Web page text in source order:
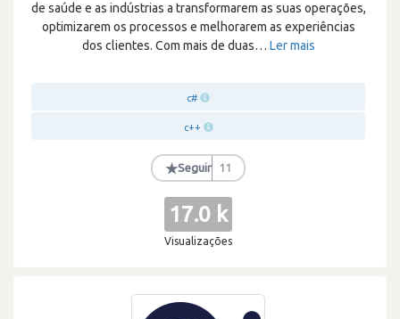
de saúde e as indústrias a transformarem as suas operações,
optimizarem os processos e melhorarem as experiências
dos clientes. Com mais de duas… Ler mais
c#
c++
★Seguir 11
17.0 k
Visualizações